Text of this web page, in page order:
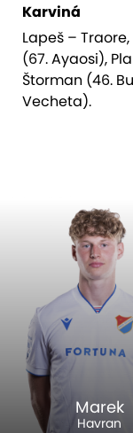
Karviná
Lapeš –
(67. Ayaosi),
Štorman (46.
Vecheta).
Marek
Havran